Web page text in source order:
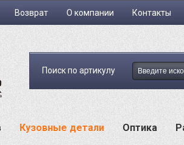
Возврат О компании Контакты
Поиск по артикулу
Кузовные детали Оптика